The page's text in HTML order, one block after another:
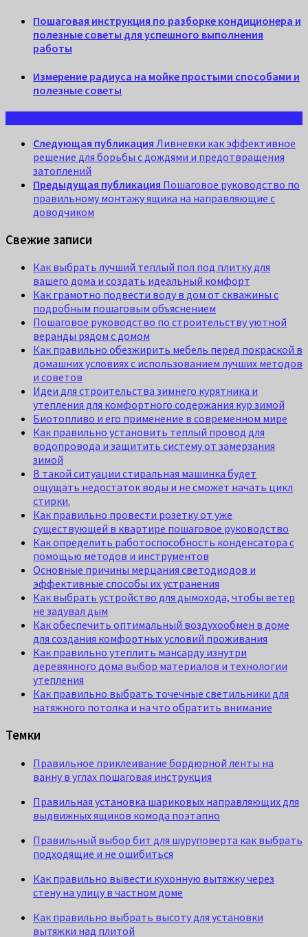
Пошаговая инструкция по разборке кондиционера и
полезные советы для успешного выполнения
работы
Измерение радиуса на мойке простыми способами и
полезные советы
Следующая публикация Ливневки как эффективное
решение для борьбы с дождями и предотвращения
затоплений
Предыдущая публикация Пошаговое руководство по
правильному монтажу ящика на направляющие с
доводчиком
Свежие записи
Как выбрать лучший теплый пол под плитку для
вашего дома и создать идеальный комфорт
Как грамотно подвести воду в дом от скважины с
подробным пошаговым объяснением
Пошаговое руководство по строительству уютной
веранды рядом с домом
Как правильно обезжирить мебель перед покраской в
домашних условиях с использованием лучших методов
и советов
Идеи для строительства зимнего курятника и
утепления для комфортного содержания кур зимой
Биотопливо и его применение в современном мире
Как правильно установить теплый провод для
водопровода и защитить систему от замерзания
зимой
В такой ситуации стиральная машинка будет
ощущать недостаток воды и не сможет начать цикл
стирки.
Как правильно провести розетку от уже
существующей в квартире пошаговое руководство
Как определить работоспособность конденсатора с
помощью методов и инструментов
Основные причины мерцания светодиодов и
эффективные способы их устранения
Как выбрать устройство для дымохода, чтобы ветер
не задувал дым
Как обеспечить оптимальный воздухообмен в доме
для создания комфортных условий проживания
Как правильно утеплить мансарду изнутри
деревянного дома выбор материалов и технологии
утепления
Как правильно выбрать точечные светильники для
натяжного потолка и на что обратить внимание
Темки
Правильное приклеивание бордюрной ленты на
ванну в углах пошаговая инструкция
Правильная установка шариковых направляющих для
выдвижных ящиков комода поэтапно
Правильный выбор бит для шуруповерта как выбрать
подходящие и не ошибиться
Как правильно вывести кухонную вытяжку через
стену на улицу в частном доме
Как правильно выбрать высоту для установки
вытяжки над плитой